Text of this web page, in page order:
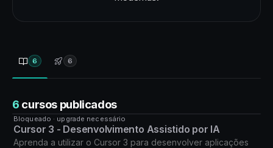
6 6
6 cursos publicados
CURSO
Bloqueado · upgrade necessário
Cursor 3 - Desenvolvimento Assistido por IA
Aprenda a utilizar o Cursor 3 para desenvolver aplicações